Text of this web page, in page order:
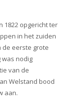
1822 opgericht ter
in het zuiden
de eerste grote
was nodig
van de
Welstand bood
aan.